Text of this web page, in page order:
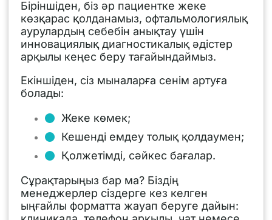
Біріншіден, біз әр пациентке жеке
көзқарас қолданамыз, офтальмологиялық
аурулардың себебін анықтау үшін
инновациялық диагностикалық әдістер
арқылы кеңес беру тағайындаймыз.
Екіншіден, сіз мыналарға сенім артуға
болады:
Жеке көмек;
Кешенді емдеу толық қолдаумен;
Қолжетімді, сәйкес бағалар.
Сұрақтарыңыз бар ма? Біздің
менеджерлер сіздерге кез келген
ыңғайлы форматта жауап беруге дайын: